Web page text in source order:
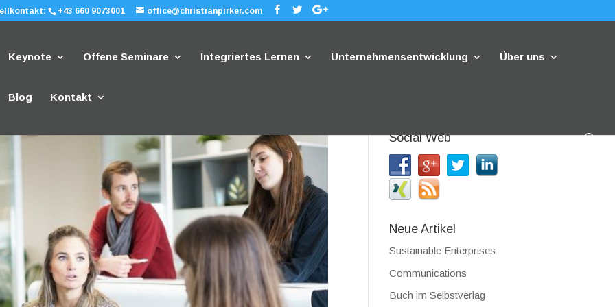
+43 660 9073001 office@christianpirker.com
Keynote Offene Seminare Integriertes Lernen Unternehmensentwicklung Über uns
Blog Kontakt
Social Web
Neue Artikel
Sustainable Enterprises
Communications
Buch im Selbstverlag